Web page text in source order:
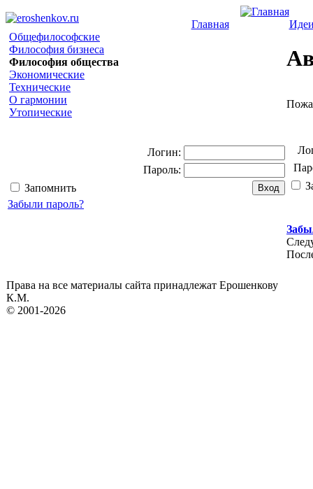
Главная
Общефилософские
Философия бизнеса
Философия общества
Экономические
Технические
О гармонии
Утопические
Логин:
Пароль:
Запомнить
Забыли пароль?
Права на все материалы сайта принадлежат Ерошенкову
К.М.
© 2001-2026